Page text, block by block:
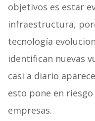
objetivos es estar
infraestructura,
tecnología
identifican nuevas
casi a diario
esto pone en
empresas.